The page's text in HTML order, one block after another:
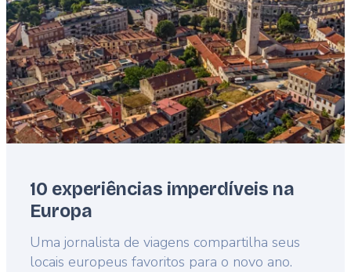
10 experiências imperdíveis na
Europa
Lead
Uma jornalista de viagens compartilha seus
locais europeus favoritos para o novo ano.